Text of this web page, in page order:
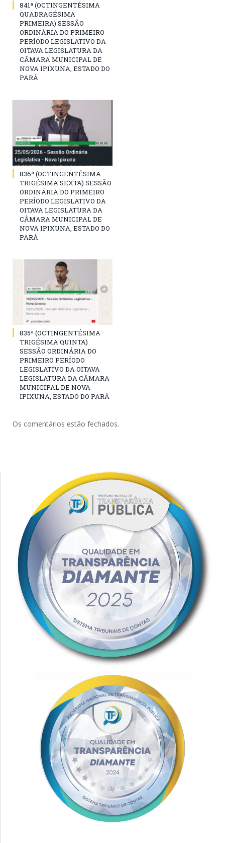
841ª (OCTINGENTÉSIMA
QUADRAGÉSIMA
PRIMEIRA) SESSÃO
ORDINÁRIA DO PRIMEIRO
PERÍODO LEGISLATIVO DA
OITAVA LEGISLATURA DA
CÂMARA MUNICIPAL DE
NOVA IPIXUNA, ESTADO DO
PARÁ
836ª (OCTINGENTÉSIMA
TRIGÉSIMA SEXTA) SESSÃO
ORDINÁRIA DO PRIMEIRO
PERÍODO LEGISLATIVO DA
OITAVA LEGISLATURA DA
CÂMARA MUNICIPAL DE
NOVA IPIXUNA, ESTADO DO
PARÁ
835ª (OCTINGENTÉSIMA
TRIGÉSIMA QUINTA)
SESSÃO ORDINÁRIA DO
PRIMEIRO PERÍODO
LEGISLATIVO DA OITAVA
LEGISLATURA DA CÂMARA
MUNICIPAL DE NOVA
IPIXUNA, ESTADO DO PARÁ
Os comentários estão fechados.